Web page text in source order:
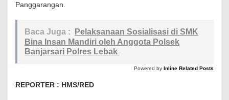
Panggarangan.
Baca Juga :
Pelaksanaan Sosialisasi di SMK
Bina Insan Mandiri oleh Anggota Polsek
Banjarsari Polres Lebak
Powered by Inline Related Posts
REPORTER : HMS/RED